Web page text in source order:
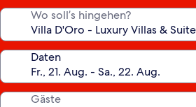
Wo soll’s hingehen?
Daten
Gäste